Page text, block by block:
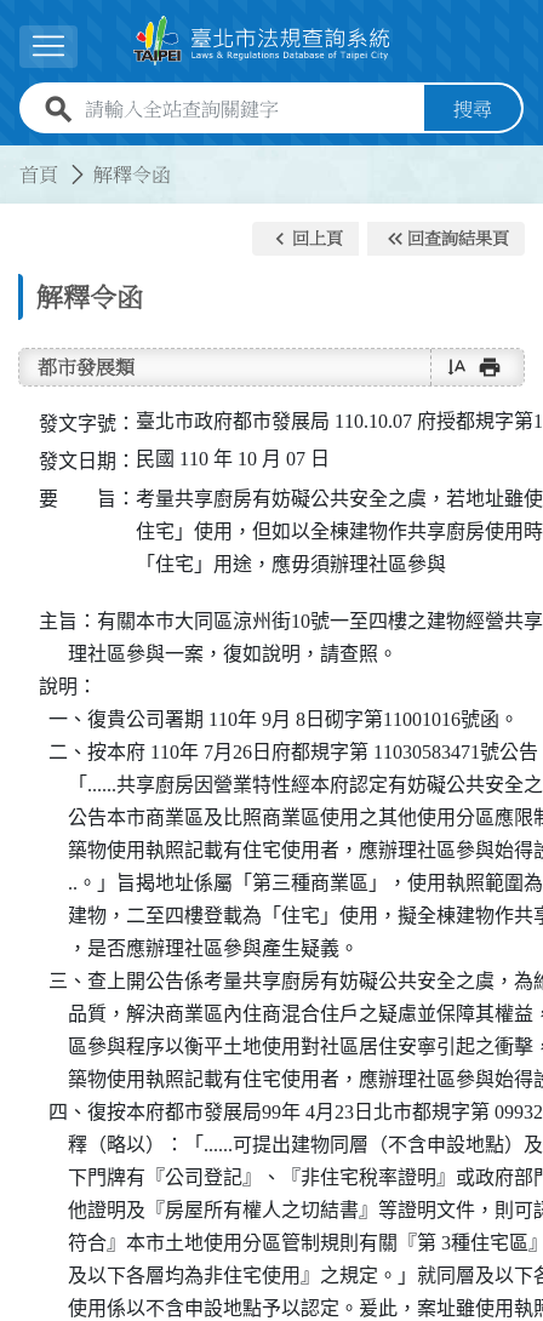
展開選單
全站查詢關鍵字欄位 搜尋
首頁 解釋令函
解釋令函
keyboard_arrow_left 回上頁 keyboard_double_arrow_left 回查詢結果頁
都市發展類 text_rotate_vertical print
發文字號： 臺北市政府都市發展局 110.10.07 府授都規字第
發文日期： 民國 110 年 10 月 07 日
要 旨： 考量共享廚房有妨礙公共安全之虞，若地址雖
住宅」使用，但如以全棟建物作共享廚房使用
「住宅」用途，應毋須辦理社區參與
主旨：有關本巿大同區涼州街10號一至四樓之建物經營共
      理社區參與一案，復如說明，請查照。
說明：
  一、復貴公司署期 110年 9月 8日砌字第11001016號函。
二、按本府 110年 7月26日府都規字第 11030583471號公
「......共享廚房因營業特性經本府認定有妨礙公共安全
公告本市商業區及比照商業區使用之其他使用分區應
築物使用執照記載有住宅使用者，應辦理社區參與始得
..。」旨揭地址係屬「第三種商業區」，使用執照範圍
建物，二至四樓登載為「住宅」使用，擬全棟建物作
      ，是否應辦理社區參與產生疑義。
三、查上開公告係考量共享廚房有妨礙公共安全之虞，為
品質，解決商業區內住商混合住戶之疑慮並保障其權
區參與程序以衡平土地使用對社區居住安寧引起之衝
築物使用執照記載有住宅使用者，應辦理社區參與始得
四、復按本府都市發展局99年 4月23日北市都規字第
釋（略以）：「......可提出建物同層（不含申設地點）
下門牌有『公司登記』、『非住宅稅率證明』或政府
他證明及『房屋所有權人之切結書』等證明文件，則
符合』本市土地使用分區管制規則有關『第 3種住宅區
及以下各層均為非住宅使用』之規定。」就同層及以
使用係以不含申設地點予以認定。爰此，案址雖使用